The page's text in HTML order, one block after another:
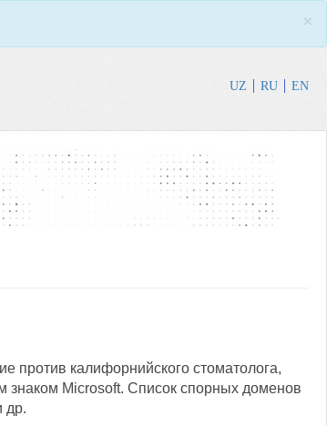
×
UZ RU EN
против калифорнийского стоматолога,
знаком Microsoft. Список спорных доменов
др.